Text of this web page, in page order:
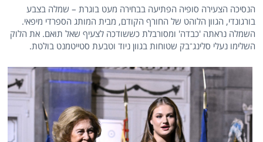
הנסיכה הצעירה סופיה הפתיעה בבחירה מעט בוגרת – שמלה בצבע
בורגונדי, הגוון הלוהט של החורף הקודם, מבית המותג הספרדי מיפאי.
השמלה נראתה 'כבדה' ומסורבלת כששודכה לצעיף שאל תואם. את הלוק
השלימו נעלי סלינג־בק שטוחות בגוון ניוד וטבעת סטייטמנט בולטת.